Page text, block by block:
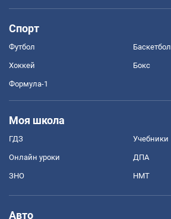
Спорт
Футбол Баскетбол
Хоккей Бокс
Формула-1
Моя школа
ГДЗ Учебники
Онлайн уроки ДПА
ЗНО НМТ
Авто